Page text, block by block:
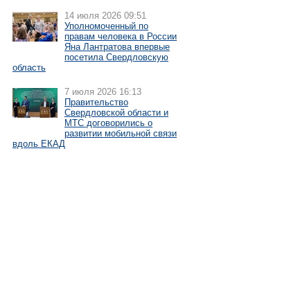
14 июля 2026 09:51
Уполномоченный по
правам человека в России
Яна Лантратова впервые
посетила Свердловскую
область
7 июля 2026 16:13
Правительство
Свердловской области и
МТС договорились о
развитии мобильной связи
вдоль ЕКАД